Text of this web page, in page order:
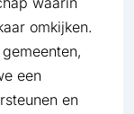
omkijken.
een
en